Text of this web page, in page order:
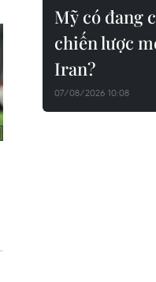
Mỹ có đang
chiến lược
Iran?
07/08/2026 10:08